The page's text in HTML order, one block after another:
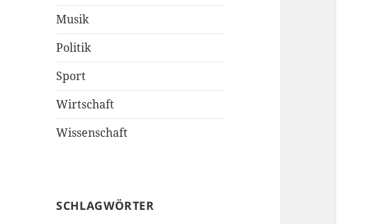
Musik
Politik
Sport
Wirtschaft
Wissenschaft
SCHLAGWÖRTER